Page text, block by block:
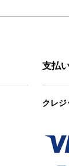
支払
クレジ